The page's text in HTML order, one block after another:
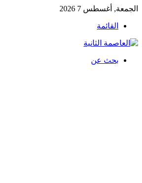
الجمعة, أغسطس 7 2026
القائمة
بحث عن